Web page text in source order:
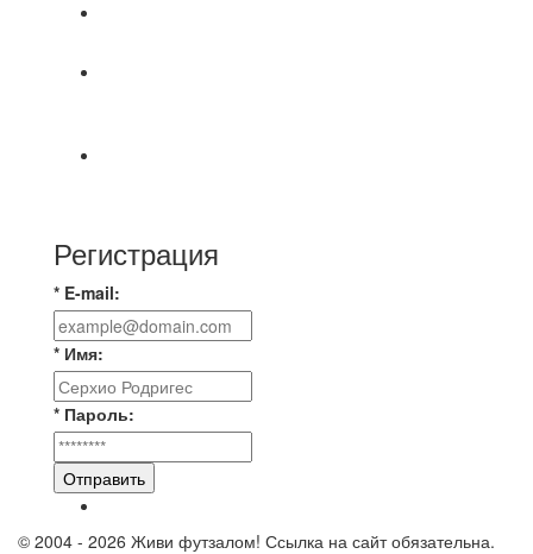
Регистрация
* E-mail:
* Имя:
* Пароль:
Отправить
© 2004 - 2026 Живи футзалом! Ссылка на сайт обязательна.